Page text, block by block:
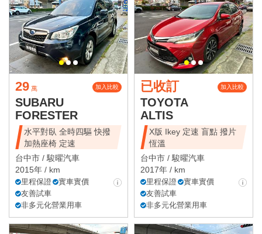
29 萬 加入比較
SUBARU
FORESTER
水平對臥 全時四驅 快撥
加熱座椅 定速
台中市 /駿曜汽車
2015年 / km
里程保證
實車實價
友善試車
非多元化營業用車
已收訂 加入比較
TOYOTA
ALTIS
X版 Ikey 定速 盲點 撥片
恆溫
台中市 /駿曜汽車
2017年 / km
里程保證
實車實價
友善試車
非多元化營業用車